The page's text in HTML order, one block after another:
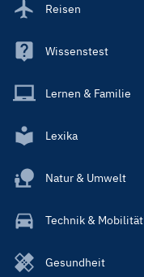
Reisen
Wissenstest
Lernen & Familie
Lexika
Natur & Umwelt
Technik & Mobilität
Gesundheit